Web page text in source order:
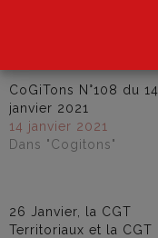
CoGiTons N°108 du 14
janvier 2021
14 janvier 2021
Dans "Cogitons"
26 Janvier, la CGT
Territoriaux et la CGT